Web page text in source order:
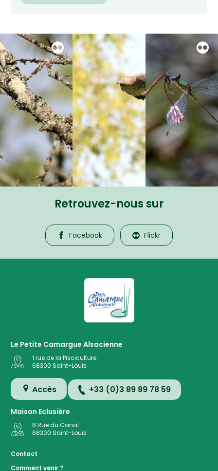
Retrouvez-nous sur
Facebook Flickr
La Petite Camargue
Le Petite Camargue Alsacienne
1 rue de la Pisciculture
68300 Saint-Louis
Accès +33 (0)3 89 89 78 59
Maison Eclusière
8 Rue du Canal
68300 Saint-Louis
Contact
Comment venir ?